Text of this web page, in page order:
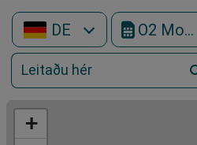
DE O2 Mobile
+